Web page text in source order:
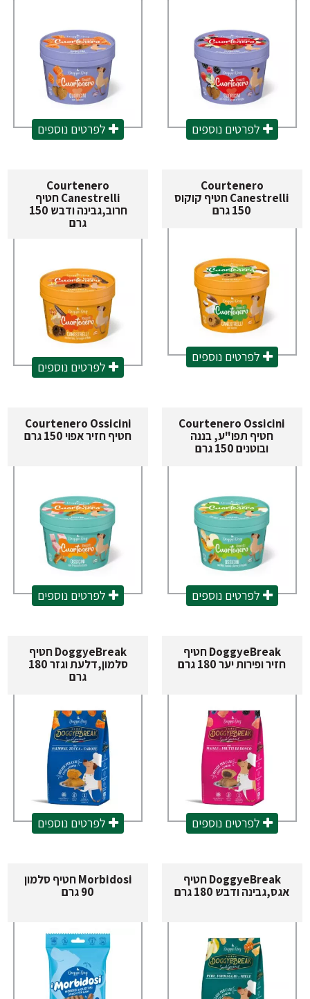
אוכל לכלבים על בסיס עוף
אוכל לכלבים 20 קילו
לפרטים נוספים לפרטים נוספים
Courtenero
Canestrelli חטיף קוקוס
לפרטים נוספים
Courtenero
Canestrelli חטיף
חרוב,גבינה ודבש 150
גרם
לפרטים נוספים
Courtenero Ossicini
חטיף תפו"ע, בננה
ובוטנים 150 גרם
לפרטים נוספים
Courtenero Ossicini
חטיף חזיר אפוי 150 גרם
לפרטים נוספים
DoggyeBreak חטיף
חזיר ופירות יער 180 גרם
לפרטים נוספים
DoggyeBreak חטיף
סלמון,דלעת וגזר 180
גרם
לפרטים נוספים
DoggyeBreak חטיף
ודבש 180 גרם
Morbidosi חטיף סלמון